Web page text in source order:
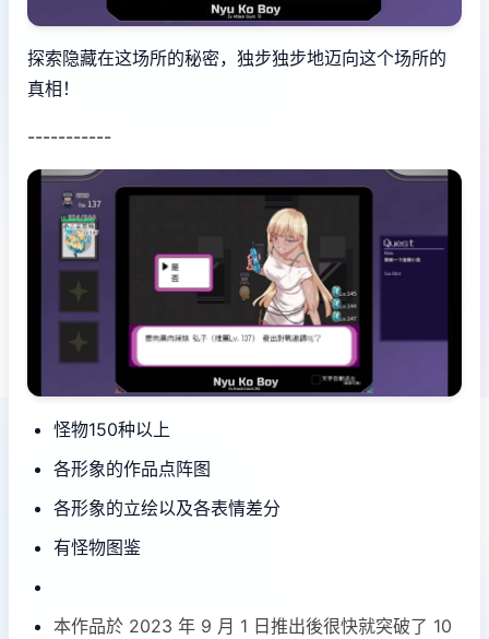
探索隐藏在这场所的秘密，独步独步地迈向这个场所的
真相！
-----------
怪物150种以上
各形象的作品点阵图
各形象的立绘以及各表情差分
有怪物图鉴
本作品於 2023 年 9 月 1 日推出後很快就突破了 10